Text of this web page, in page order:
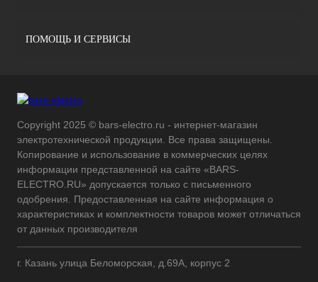
ПОМОЩЬ И СЕРВИСЫ
Copyright 2025 © bars-electro.ru - интернет-магазин
электротехнической продукции. Все права защищены.
Копирование и использование в коммерческих целях
информации представленной на сайте «BARS-
ELECTRO.RU» допускается только с письменного
одобрения. Предоставленная на сайте информация о
характеристиках и комплектности товаров может отличаться
от данных производителя
г. Казань улица Беломорская, д.69А, корпус 2